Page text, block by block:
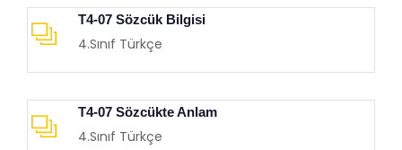
T4-07 Sözcük Bilgisi
4.Sınıf Türkçe
T4-07 Sözcükte Anlam
4.Sınıf Türkçe